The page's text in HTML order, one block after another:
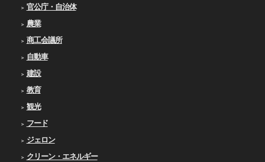
官公庁・自治体
農業
商工会議所
自動車
建設
教育
観光
フード
ジェロン
クリーン・エネルギー